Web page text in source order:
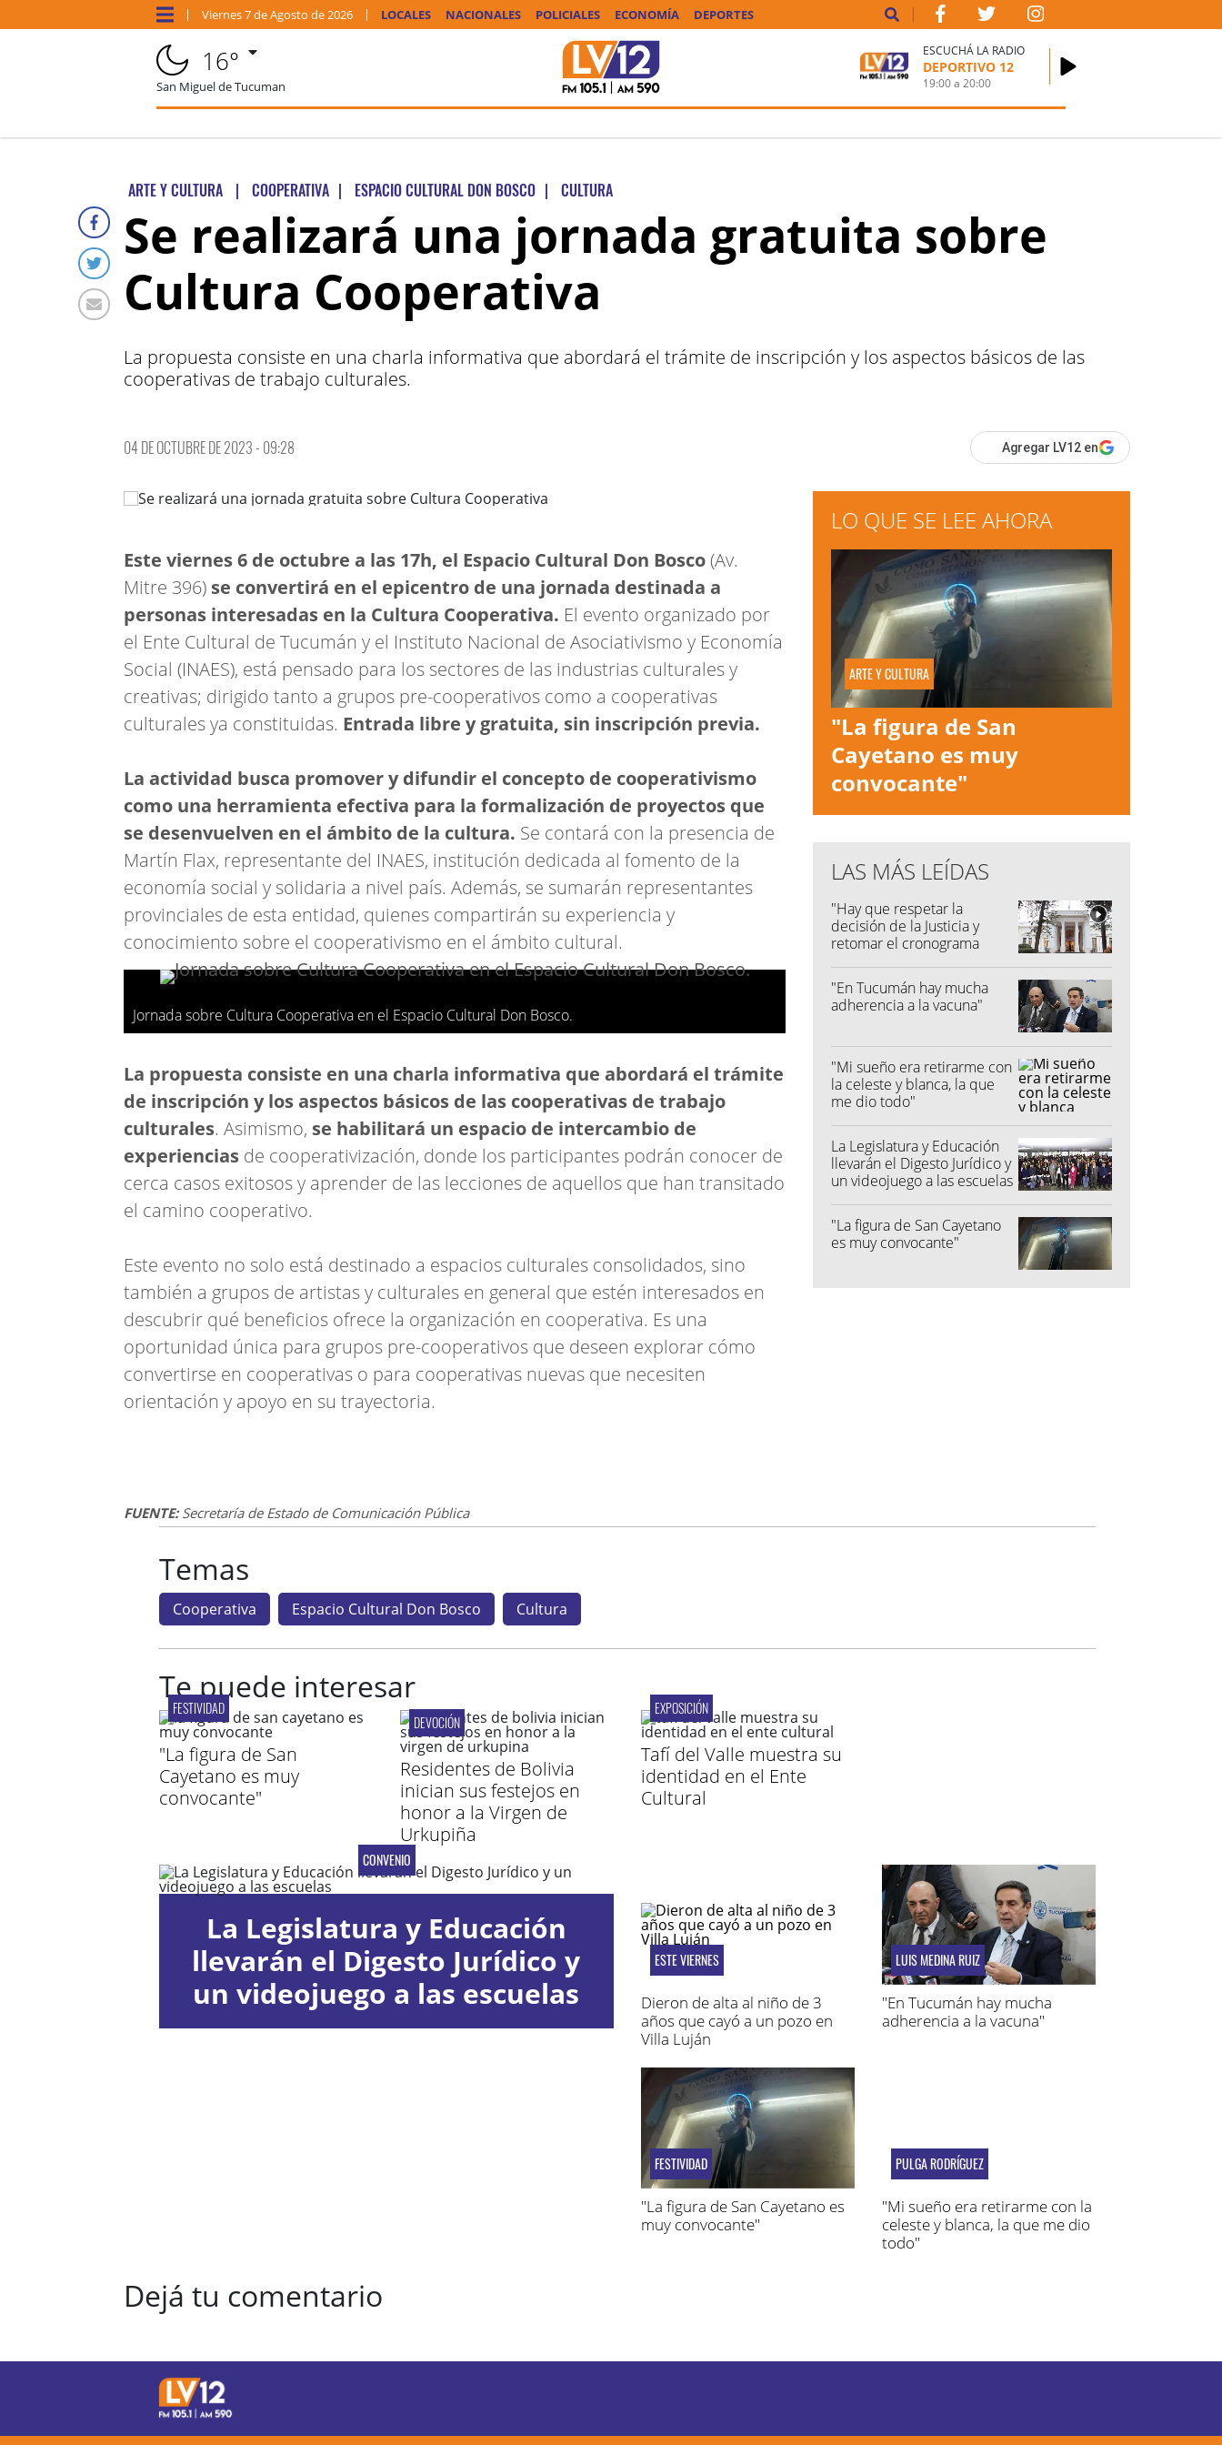
Viernes7 deAgosto de 2026 LOCALES NACIONALES POLICIALES ECONOMÍA DEPORTES
16°
San Miguel de Tucuman
ESCUCHÁ LA RADIO
DEPORTIVO 12
19:00a20:00
ARTE Y CULTURA | COOPERATIVA | ESPACIO CULTURAL DON BOSCO | CULTURA
Se realizará una jornada gratuita sobre
Cultura Cooperativa
La propuesta consiste en una charla informativa que abordará el trámite de inscripción y los aspectos básicos de las
cooperativas de trabajo culturales.
04 DE OCTUBRE DE 2023 - 09:28 Agregar LV12 en
Este viernes 6 de octubre a las 17h, el Espacio Cultural Don Bosco(Av.
Mitre 396) se convertirá en el epicentro de una jornada destinada a
personas interesadas en la Cultura Cooperativa. El evento organizado por
el Ente Cultural de Tucumán y el Instituto Nacional de Asociativismo y Economía
Social (INAES), está pensado para los sectores de las industrias culturales y
creativas; dirigido tanto a grupos pre-cooperativos como a cooperativas
culturales ya constituidas. Entrada libre y gratuita, sin inscripción previa.
La actividad busca promover y difundir el concepto de cooperativismo
como una herramienta efectiva para la formalización de proyectos que
se desenvuelven en el ámbito de la cultura. Se contará con la presencia de
Martín Flax, representante del INAES, institución dedicada al fomento de la
economía social y solidaria a nivel país. Además, se sumarán representantes
provinciales de esta entidad, quienes compartirán su experiencia y
conocimiento sobre el cooperativismo en el ámbito cultural.
Jornada sobre Cultura Cooperativa en el Espacio Cultural Don Bosco.
La propuesta consiste en una charla informativa que abordará el trámite
de inscripción y los aspectos básicos de las cooperativas de trabajo
culturales. Asimismo, se habilitará un espacio de intercambio de
experiencias de cooperativización, donde los participantes podrán conocer de
cerca casos exitosos y aprender de las lecciones de aquellos que han transitado
el camino cooperativo.
Este evento no solo está destinado a espacios culturales consolidados, sino
también a grupos de artistas y culturales en general que estén interesados en
descubrir qué beneficios ofrece la organización en cooperativa. Es una
oportunidad única para grupos pre-cooperativos que deseen explorar cómo
convertirse en cooperativas o para cooperativas nuevas que necesiten
orientación y apoyo en su trayectoria.
FUENTE:Secretaría de Estado de Comunicación Pública
LO QUE SE LEE AHORA
ARTE Y CULTURA
"La figura de San
Cayetano es muy
convocante"
LAS MÁS LEÍDAS
"Hay que respetar la
decisión de la Justicia y
retomar el cronograma
"En Tucumán hay mucha
adherencia a la vacuna"
"Mi sueño era retirarme con
la celeste y blanca, la que
me dio todo"
La Legislatura y Educación
llevarán el Digesto Jurídico y
un videojuego a las escuelas
"La figura de San Cayetano
es muy convocante"
Temas
Cooperativa Espacio Cultural Don Bosco Cultura
Te puede interesar
FESTIVIDAD
"La figura de San
Cayetano es muy
convocante"
DEVOCIÓN
Residentes de Bolivia
inician sus festejos en
honor a la Virgen de
Urkupiña
EXPOSICIÓN
Tafí del Valle muestra su
identidad en el Ente
Cultural
CONVENIO
La Legislatura y Educación
llevarán el Digesto Jurídico y
un videojuego a las escuelas
ESTE VIERNES
Dieron de alta al niño de 3
años que cayó a un pozo en
Villa Luján
LUIS MEDINA RUIZ
"En Tucumán hay mucha
adherencia a la vacuna"
FESTIVIDAD
"La figura de San Cayetano es
muy convocante"
PULGA RODRÍGUEZ
"Mi sueño era retirarme con la
celeste y blanca, la que me dio
todo"
Dejá tu comentario